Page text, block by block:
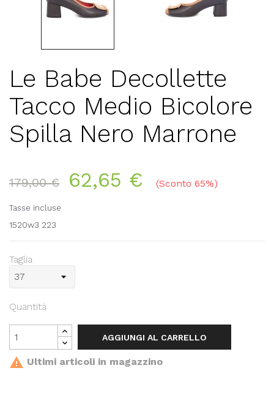
Le Babe Decollette
Tacco Medio Bicolore
Spilla Nero Marrone
179,00 € 62,65 € Sconto 65%
Tasse incluse
1520w3 223
Taglia
Quantità
AGGIUNGI AL CARRELLO
 Ultimi articoli in magazzino